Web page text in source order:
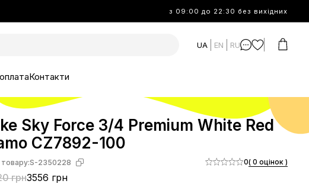
з 09:00 до 22:30 без вихідних
UA EN RU
Контакти
Sky Force 3/4 Premium White Red
CZ7892-100
S-2350228
грн3556 грн
0( 0 оцінок )